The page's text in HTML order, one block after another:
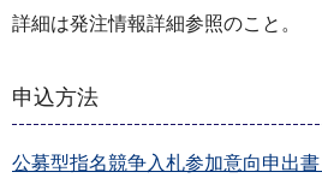
詳細は発注情報詳細参照のこと。
申込方法
公募型指名競争入札参加意向申出書